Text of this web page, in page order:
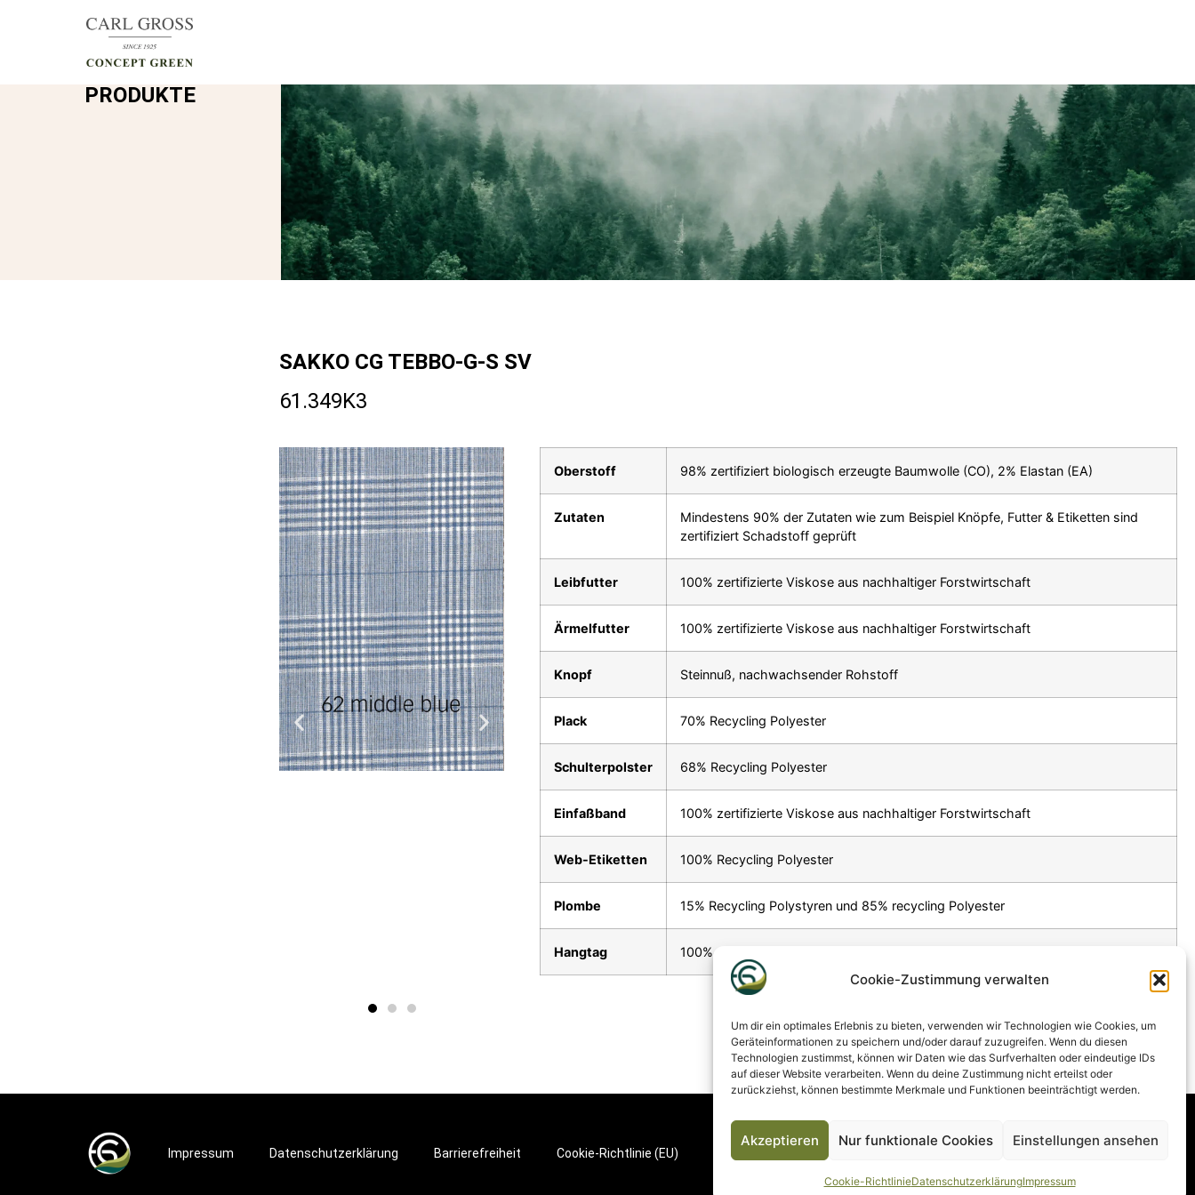
Cookie-Zustimmung verwalten
Um dir ein optimales Erlebnis zu bieten, verwenden wir Technologien wie Cookies, um
Geräteinformationen zu speichern und/oder darauf zuzugreifen. Wenn du diesen
Technologien zustimmst, können wir Daten wie das Surfverhalten oder eindeutige IDs
auf dieser Website verarbeiten. Wenn du deine Zustimmung nicht erteilst oder
zurückziehst, können bestimmte Merkmale und Funktionen beeinträchtigt werden.
Akzeptieren Nur funktionale Cookies Einstellungen ansehen
Cookie-RichtlinieDatenschutz­erklärungImpressum
PRODUKTE
SAKKO CG TEBBO-G-S SV
61.349K3
Oberstoff 98% zertifiziert biologisch erzeugte Baumwolle (CO), 2% Elastan (EA)
Zutaten
Mindestens 90% der Zutaten wie zum Beispiel Knöpfe, Futter & Etiketten sind
zertifiziert Schadstoff geprüft
Leibfutter 100% zertifizierte Viskose aus nachhaltiger Forstwirtschaft
Ärmelfutter 100% zertifizierte Viskose aus nachhaltiger Forstwirtschaft
Knopf Steinnuß, nachwachsender Rohstoff
Plack 70% Recycling Polyester
Schulterpolster 68% Recycling Polyester
Einfaßband 100% zertifizierte Viskose aus nachhaltiger Forstwirtschaft
Web-Etiketten 100% Recycling Polyester
Plombe 15% Recycling Polystyren und 85% recycling Polyester
Hangtag 100% zertifiziertes Papier aus nachhaltiger Forstwirtschaft
Impressum Datenschutz­erklärung Barrierefreiheit Cookie-Richtlinie (EU) Improvement Programm English (UK)